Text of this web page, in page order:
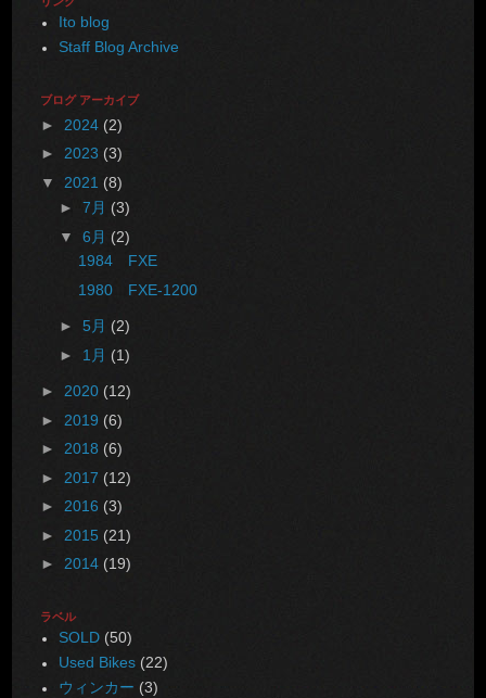
Ito blog
Staff Blog Archive
ブログ アーカイブ
► 2024 (2)
► 2023 (3)
▼ 2021 (8)
► 7月 (3)
▼ 6月 (2)
1984 FXE
1980 FXE-1200
► 5月 (2)
► 1月 (1)
► 2020 (12)
► 2019 (6)
► 2018 (6)
► 2017 (12)
► 2016 (3)
► 2015 (21)
► 2014 (19)
ラベル
SOLD (50)
Used Bikes (22)
ウィンカー (3)